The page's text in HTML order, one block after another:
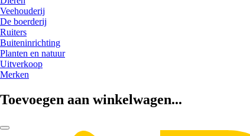
Veehouderij
De boerderij
Ruiters
Buiteninrichting
Planten en natuur
Uitverkoop
Merken
Toevoegen aan winkelwagen...